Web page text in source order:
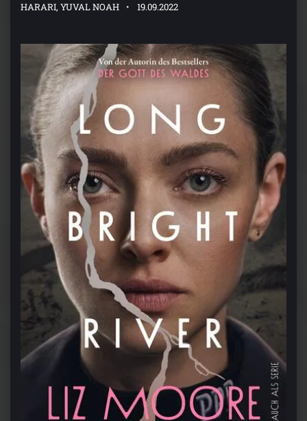
HARARI, YUVAL NOAH 19.09.2022